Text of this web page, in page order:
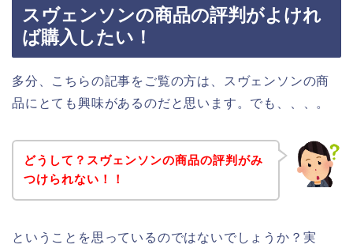
スヴェンソンの商品の評判がよけれ
ば購入したい！
多分、こちらの記事をご覧の方は、スヴェンソンの商
品にとても興味があるのだと思います。でも、、、。
どうして？スヴェンソンの商品の評判がみ
つけられない！！
ということを思っているのではないでしょうか？実